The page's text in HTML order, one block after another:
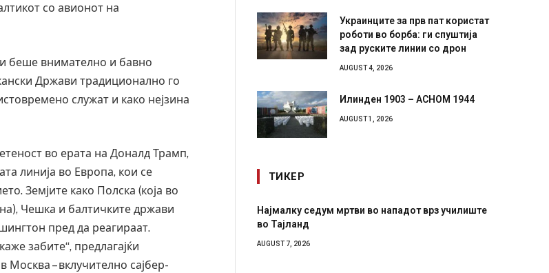
со авионот на
беше внимателно и бавно
Држави традиционално го
служат и како нејзина
во ерата на Доналд Трамп,
линија во Европа, кои се
Земјите како Полска (која во
Чешка и балтичките држави
пред да реагираат.
забите“, предлагајќи
– вклучително сајбер-
Украинците за прв пат користат
роботи во борба: ги спуштија
зад руските линии со дрон
AUGUST 4, 2026
Илинден 1903 – АСНОМ 1944
AUGUST 1, 2026
ТИКЕР
бил
Најмалку седум мртви во нападот врз училиште
во Тајланд
AUGUST 7, 2026
СОЗИС: Украинците повеќе им веруваат на